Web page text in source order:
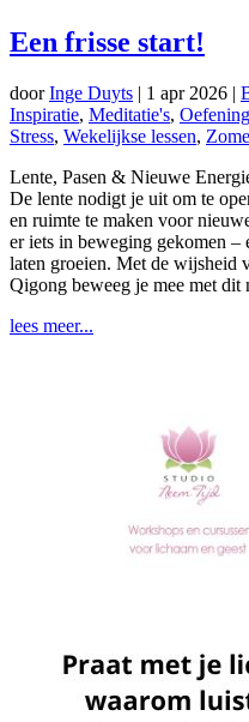
Een frisse start!
doorInge Duyts | 1 apr 2026 |
Inspiratie, Meditatie's,
Stress, Wekelijkse lessen,
Lente, Pasen & Nieuwe
De lente nodigt je uit om te
en ruimte te maken voor
er iets in beweging gekomen –
laten groeien. Met de wijsheid
Qigong beweeg je mee met dit
lees meer...